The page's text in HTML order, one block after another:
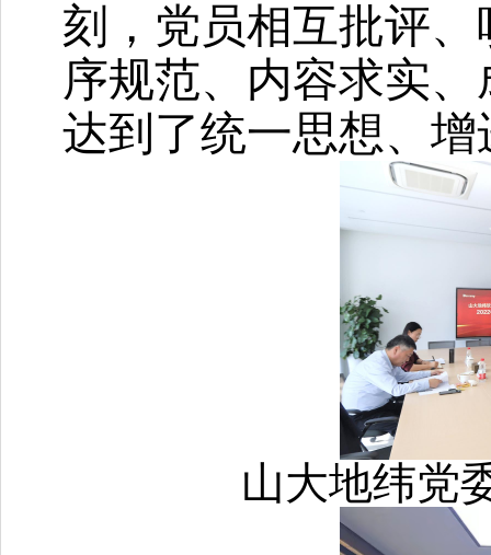
刻，党员相互批评
序规范、内容求实
达到了统一思想、
山大地纬党